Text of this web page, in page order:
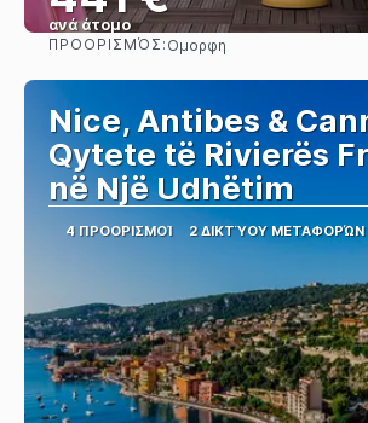
ανά άτομο
ΠΡΟΟΡΙΣΜΌΣ: Ομορφη
Nice, Antibes &
Qytete të Rivierës
në Një Udhëtim
4 ΠΡΟΟΡΙΣΜΟΊ 2 ΔΙΚΤΎΟΥ ΜΕΤΑΦΟΡΏΝ